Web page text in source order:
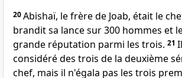
20Abishaï, le frère de Joab, était le
brandit sa lance sur 300 hommes et
grande réputation parmi les trois. 21
considéré des trois de la deuxième
chef, mais il n'égala pas les trois